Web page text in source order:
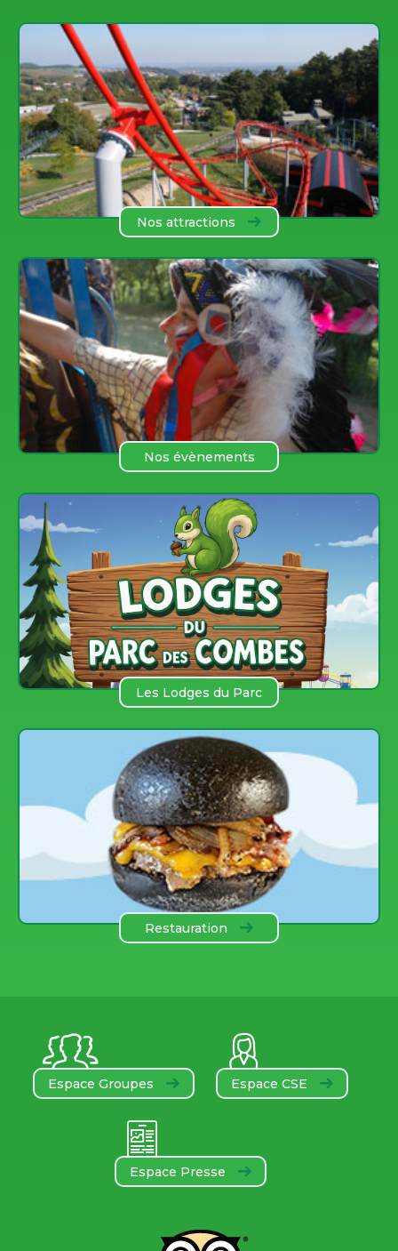
Nos attractions
Nos évènements
Les Lodges du Parc
Restauration
Espace Groupes Espace CSE
Espace Presse